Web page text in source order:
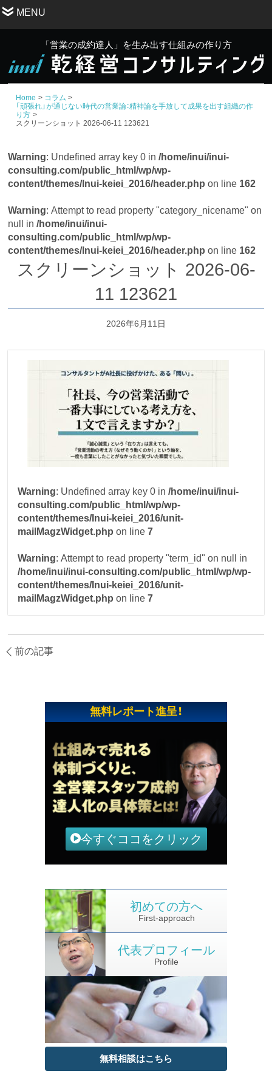
MENU
「営業の成約達人」を生み出す仕組みの作り方
Home
コラム
「頑張れ」が通じない時代の営業論：精神論を手放して成果を出す組織の作
り方
スクリーンショット 2026-06-11 123621
Warning : Undefined array key 0 in/home/inui/inui-
consulting.com/public_html/wp/wp-
content/themes/Inui-keiei_2016/header.php on line 162
Warning: Attempt to read property "category_nicename" on
null in/home/inui/inui-
consulting.com/public_html/wp/wp-
content/themes/Inui-keiei_2016/header.php on line 162
スクリーンショット 2026-06-
11 123621
2026年6月11日
Warning : Undefined array key 0 in/home/inui/inui-
consulting.com/public_html/wp/wp-
content/themes/Inui-keiei_2016/unit-
mailMagzWidget.php on line7
Warning : Attempt to read property "term_id" on null in
/home/inui/inui-consulting.com/public_html/wp/wp-
content/themes/Inui-keiei_2016/unit-
mailMagzWidget.php on line7
前の記事
無料レポート進呈！
今すぐココをクリック
First-approach
初めての方へ
Profile
代表プロフィール
無料相談はこちら